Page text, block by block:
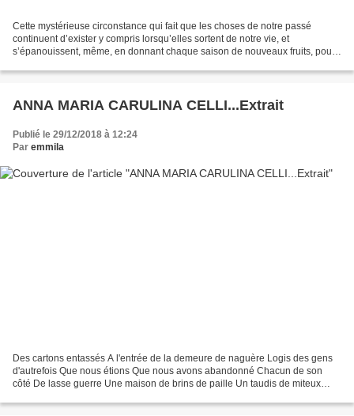
Cette mystérieuse circonstance qui fait que les choses de notre passé
continuent d’exister y compris lorsqu’elles sortent de notre vie, et
s’épanouissent, même, en donnant chaque saison de nouveaux fruits, pour
ANNA MARIA CARULINA CELLI...Extrait
Publié le 29/12/2018 à 12:24
Par emmila
Des cartons entassés A l'entrée de la demeure de naguère Logis des gens
d'autrefois Que nous étions Que nous avons abandonné Chacun de son
côté De lasse guerre Une maison de brins de paille Un taudis de miteux